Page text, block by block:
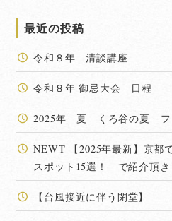
最近の投稿
令和８年 清談講座
令和８年 御忌大会 日程
2025年 夏 くろ谷の夏 フ
NEWT 【2025年最新】京都
スポット15選！ で紹介頂き
【台風接近に伴う閉堂】